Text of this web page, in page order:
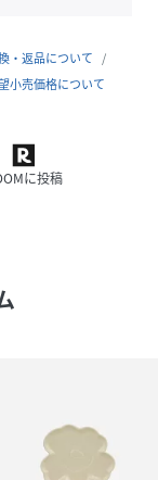
・返品について
小売価格について
に投稿